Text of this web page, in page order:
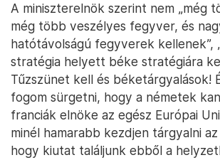
A miniszterelnök szerint nem „még
még több veszélyes fegyver, és
hatótávolságú fegyverek kellenek”,
stratégia helyett béke stratégiára
Tűzszünet kell és béketárgyalások!
fogom sürgetni, hogy a németek
franciák elnöke az egész Európai
minél hamarabb kezdjen tárgyalni
hogy kiutat találjunk ebből a